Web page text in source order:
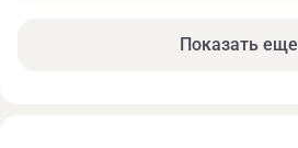
Показать еще